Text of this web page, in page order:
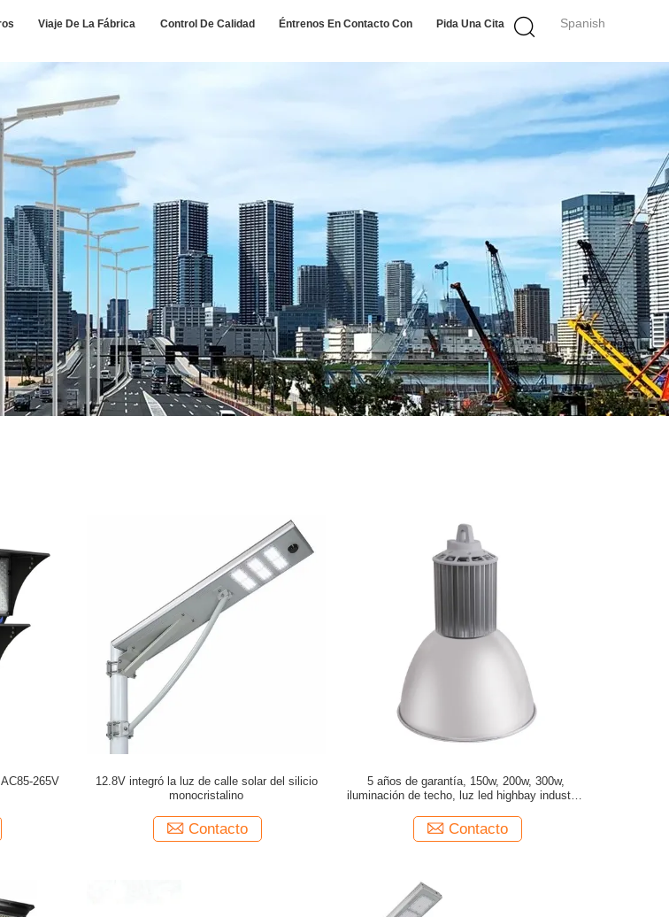
Spanish
Viaje De La Fábrica Control De Calidad Éntrenos En Contacto Con Pida Una Cita
265V
12.8V integró la luz de calle solar del silicio
monocristalino
Contacto
5 años de garantía, 150w, 200w, 300w,
iluminación de techo, luz led highbay industrial
Contacto